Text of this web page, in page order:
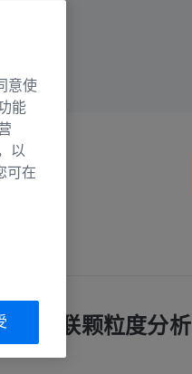
司关联颗粒度分析
意使
能
以
可在